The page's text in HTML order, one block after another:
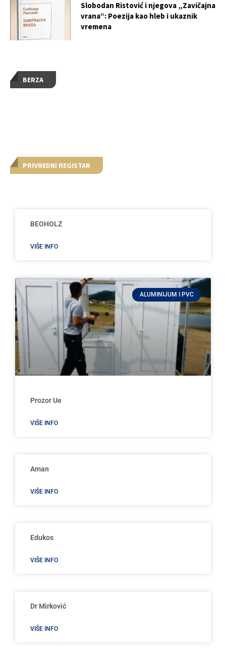
BERZA
PRIVREDNI REGISTAR
BEOHOLZ
VIŠE INFO
ALUMINIJUM I PVC
Prozor Ue
VIŠE INFO
Aman
VIŠE INFO
Edukos
VIŠE INFO
Dr Mirković
VIŠE INFO
Slobodan Ristović i njegova „Zavičajna
vrana“: Poezija kao hleb i ukaznik
vremena